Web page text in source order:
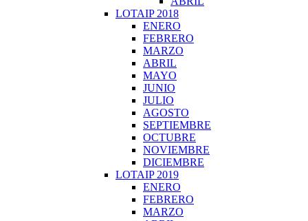
LOTAIP 2018
ENERO
FEBRERO
MARZO
ABRIL
MAYO
JUNIO
JULIO
AGOSTO
SEPTIEMBRE
OCTUBRE
NOVIEMBRE
DICIEMBRE
LOTAIP 2019
ENERO
FEBRERO
MARZO